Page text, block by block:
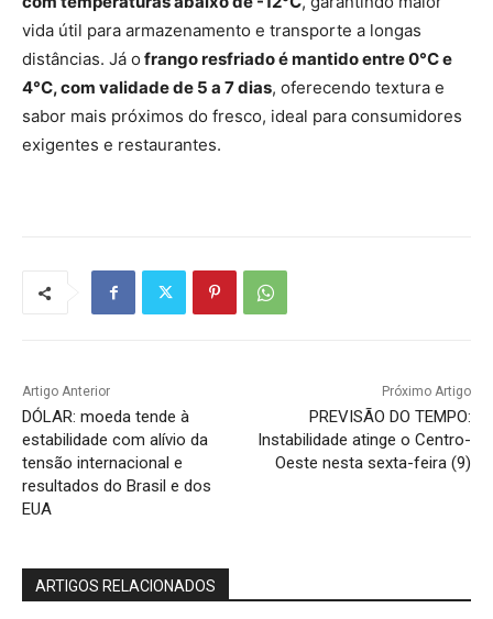
vida útil para armazenamento e transporte a longas
distâncias. Já o frango resfriado é mantido entre 0°C e
4°C, com validade de 5 a 7 dias, oferecendo textura e
sabor mais próximos do fresco, ideal para consumidores
exigentes e restaurantes.
Artigo Anterior
DÓLAR: moeda tende à
estabilidade com alívio da
tensão internacional e
resultados do Brasil e dos
EUA
Próximo Artigo
PREVISÃO DO TEMPO:
Instabilidade atinge o Centro-
Oeste nesta sexta-feira (9)
ARTIGOS RELACIONADOS